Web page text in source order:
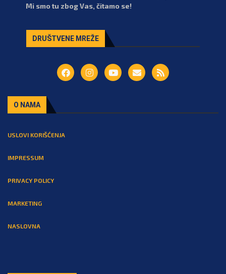
Mi smo tu zbog Vas, čitamo se!
DRUŠTVENE MREŽE
O NAMA
USLOVI KORIŠĆENJA
IMPRESSUM
PRIVACY POLICY
MARKETING
NASLOVNA